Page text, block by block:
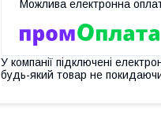
У компанії підключені
будь-який товар не